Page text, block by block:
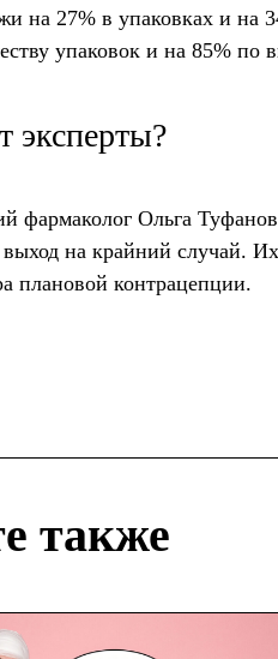
на 27% в упаковках и
упаковок и на 85% по
эксперты?
фармаколог Ольга
на крайний случай.
плановой контрацепции.
также